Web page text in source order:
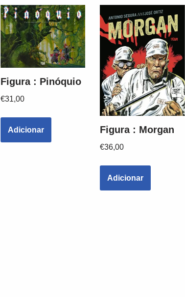
Figura : Pinóquio
€31,00
Adicionar Figura : Morgan
€36,00
Adicionar